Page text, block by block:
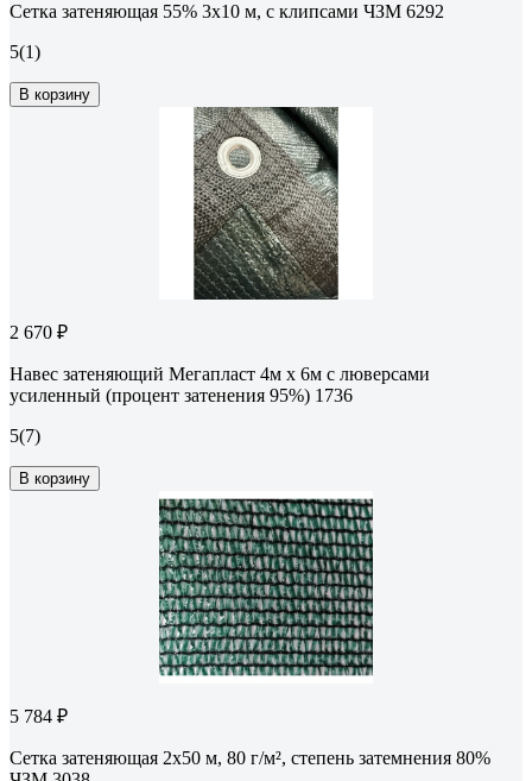
Сетка затеняющая 55% 3x10 м, с клипсами ЧЗМ 6292
5(1)
В корзину
2 670 ₽
Навес затеняющий Мегапласт 4м х 6м с люверсами
усиленный (процент затенения 95%) 1736
5(7)
В корзину
5 784 ₽
Сетка затеняющая 2x50 м, 80 г/м², степень затемнения 80%